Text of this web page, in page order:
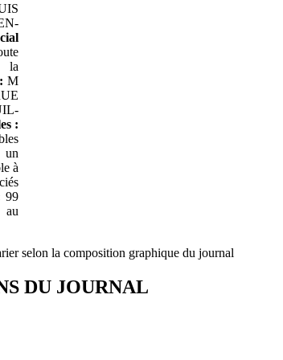
la
M
:
un
à
99
au
selon la composition graphique du journal
DU JOURNAL